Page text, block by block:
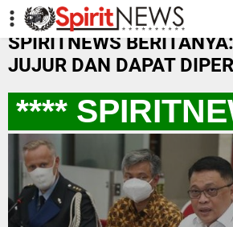
-->
SPIRITNEWS
JUJUR DAN DAPAT